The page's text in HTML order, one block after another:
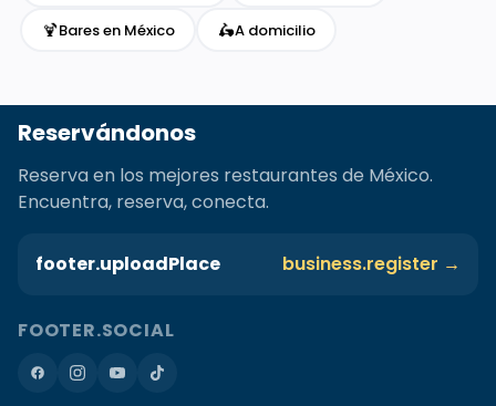
🍹Bares en México 🛵A domicilio
Reservándonos
Reserva en los mejores restaurantes de México.
Encuentra, reserva, conecta.
footer.uploadPlace business.register →
FOOTER.SOCIAL